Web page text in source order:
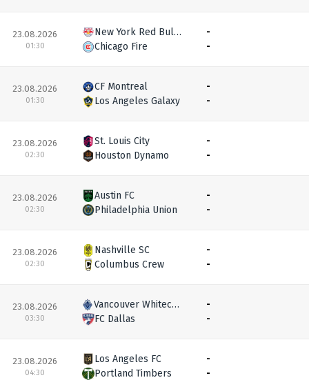
23.08.2026
01:30
New York Red Bulls
Chicago Fire
-
-
23.08.2026
01:30
CF Montreal
Los Angeles Galaxy
-
-
23.08.2026
02:30
St. Louis City
Houston Dynamo
-
-
23.08.2026
02:30
Austin FC
Philadelphia Union
-
-
23.08.2026
02:30
Nashville SC
Columbus Crew
-
-
23.08.2026
03:30
Vancouver Whitecaps
FC Dallas
-
-
23.08.2026
04:30
Los Angeles FC
Portland Timbers
-
-